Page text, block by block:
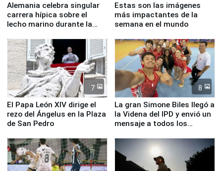
Alemania celebra singular
carrera hípica sobre el
lecho marino durante la
Estas son las imágenes
más impactantes de la
semana en el mundo
7
El Papa León XIV dirige el
rezo del Ángelus en la Plaza
de San Pedro
8
La gran Simone Biles llegó a
la Videna del IPD y envió un
mensaje a todos los